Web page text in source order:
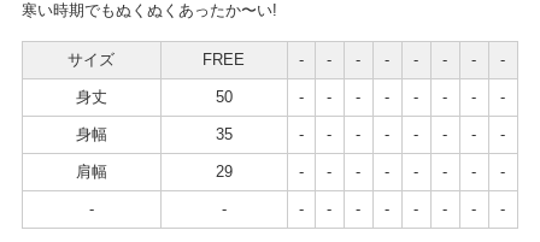
寒い時期でもぬくぬくあったか〜い!
サイズ FREE - - - - - - - -
身丈 50 - - - - - - - -
身幅 35 - - - - - - - -
肩幅 29 - - - - - - - -
- - - - - - - - - -